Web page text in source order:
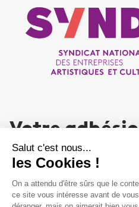
Votre
NOUS REJOINDRE